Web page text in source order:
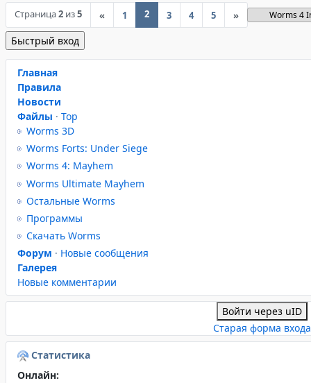
Страница2 из5 « 1 2 3 4 5 »
Главная
Правила
Новости
Файлы · Top
Worms 3D
Worms Forts: Under Siege
Worms 4: Mayhem
Worms Ultimate Mayhem
Остальные Worms
Программы
Скачать Worms
Форум · Новые сообщения
Галерея
Новые комментарии
Войти через uID
Старая форма входа
Статистика
Онлайн: